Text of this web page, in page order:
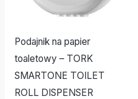
Podajnik na papier
toaletowy – TORK
SMARTONE TOILET
ROLL DISPENSER